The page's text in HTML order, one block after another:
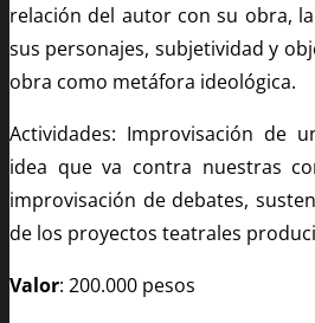
relación del autor con su obra,
sus personajes, subjetividad y
obra como metáfora ideológica.
Actividades: Improvisación de
idea que va contra nuestras
improvisación de debates,
de los proyectos teatrales
Valor: 200.000 pesos